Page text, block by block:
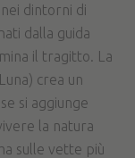
dintorni di
dalla guida
il tragitto. La
crea un
si aggiunge
la natura
sulle vette più